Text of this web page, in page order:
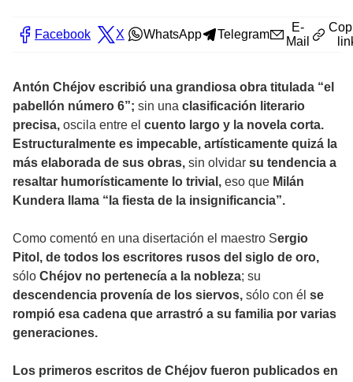
Facebook X WhatsApp Telegram
E-
Mail
Antón Chéjov escribió una grandiosa obra titulada “el
pabellón número 6”; sin una clasificación literario
precisa, oscila entre el cuento largo y la novela corta.
Estructuralmente es impecable, artísticamente quizá la
más elaborada de sus obras, sin olvidar su tendencia a
resaltar humorísticamente lo trivial, eso que Milán
Kundera llama “la fiesta de la insignificancia”.
Como comentó en una disertación el maestro Sergio
Pitol, de todos los escritores rusos del siglo de oro,
sólo Chéjov no pertenecía a la nobleza; su
descendencia provenía de los siervos, sólo con él se
rompió esa cadena que arrastró a su familia por varias
generaciones.
Los primeros escritos de Chéjov fueron publicados en